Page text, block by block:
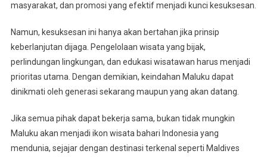
masyarakat, dan promosi yang efektif menjadi kunci kesuksesan.
Namun, kesuksesan ini hanya akan bertahan jika prinsip
keberlanjutan dijaga. Pengelolaan wisata yang bijak,
perlindungan lingkungan, dan edukasi wisatawan harus menjadi
prioritas utama. Dengan demikian, keindahan Maluku dapat
dinikmati oleh generasi sekarang maupun yang akan datang.
Jika semua pihak dapat bekerja sama, bukan tidak mungkin
Maluku akan menjadi ikon wisata bahari Indonesia yang
mendunia, sejajar dengan destinasi terkenal seperti Maldives